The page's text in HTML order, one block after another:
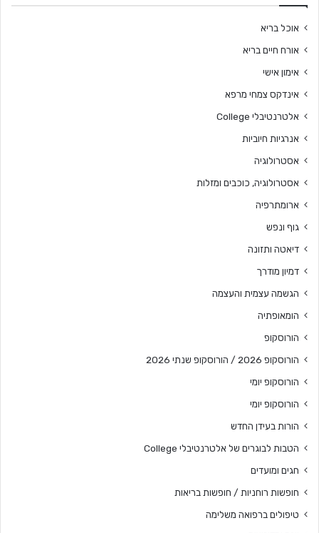
אוכל בריא
אורח חיים בריא
אימון אישי
אינדקס צמחי מרפא
אלטרנטיבלי College
אנרגיות חיוביות
אסטרולוגיה
אסטרולוגיה, כוכבים ומזלות
ארומתרפיה
גוף ונפש
דיאטה ותזונה
דמיון מודרך
הגשמה עצמית והעצמה
הומאופתיה
הורוסקופ
הורוסקופ 2026 / הורוסקופ שנתי 2026
הורוסקופ יומי
הורוסקופ יומי
הורות בעידן החדש
הטבות לבוגרים של אלטרנטיבלי College
חגים ומועדים
חופשות רוחניות / חופשות בריאות
טיפולים ברפואה משלימה